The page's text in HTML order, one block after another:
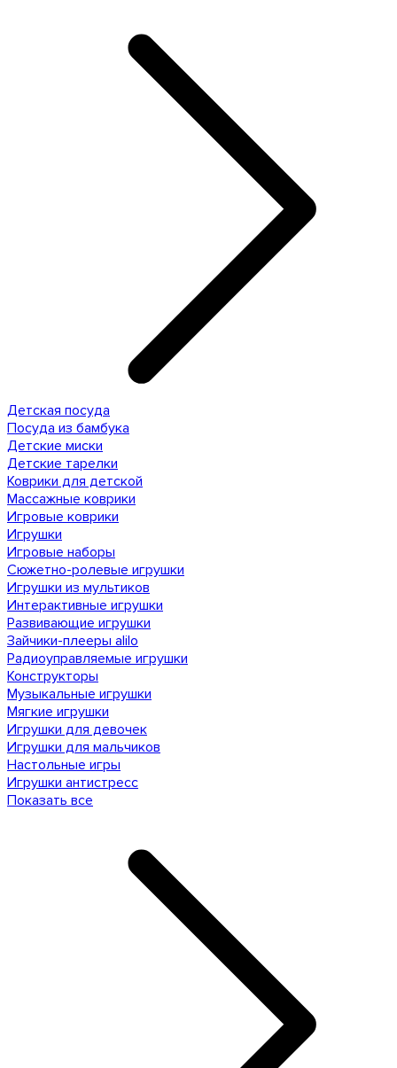
Детская посуда
Посуда из бамбука
Детские миски
Детские тарелки
Коврики для детской
Массажные коврики
Игровые коврики
Игрушки
Игровые наборы
Сюжетно-ролевые игрушки
Игрушки из мультиков
Интерактивные игрушки
Развивающие игрушки
Зайчики-плееры alilo
Радиоуправляемые игрушки
Конструкторы
Музыкальные игрушки
Мягкие игрушки
Игрушки для девочек
Игрушки для мальчиков
Настольные игры
Игрушки антистресс
Показать все